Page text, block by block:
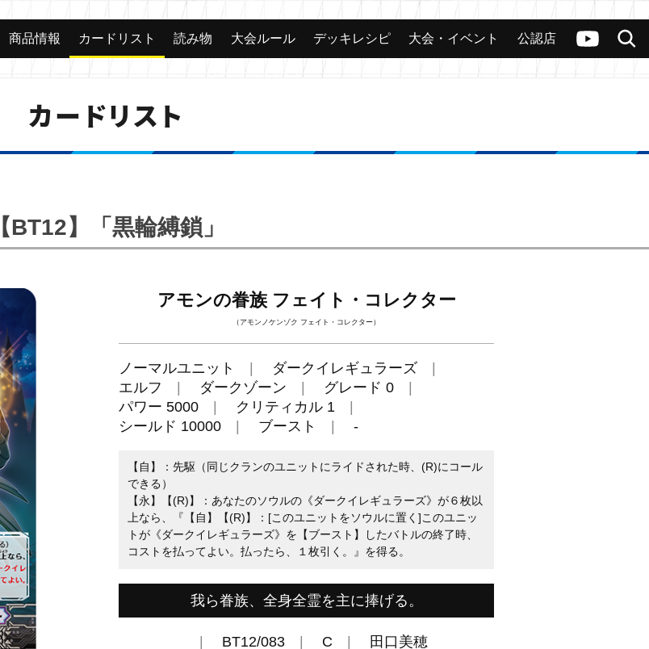
ヴァンガードch
検索
カード 大会 公認店舗 その他
商品情報 カードリスト 読み物 大会ルール デッキレシピ 大会・イベント 公認店
カードリスト
【BT12】「黒輪縛鎖」
アモンの眷族 フェイト・コレクター
（アモンノケンゾク フェイト・コレクター）
ノーマルユニット
ダークイレギュラーズ
エルフ
ダークゾーン
グレード 0
パワー 5000
クリティカル 1
シールド 10000
ブースト -
【自】：先駆（同じクランのユニットにライドされた時、(R)にコール
できる）
【永】【(R)】：あなたのソウルの《ダークイレギュラーズ》が６枚以
上なら、『【自】【(R)】：[このユニットをソウルに置く]このユニッ
トが《ダークイレギュラーズ》を【ブースト】したバトルの終了時、
コストを払ってよい。払ったら、１枚引く。』を得る。
我ら眷族、全身全霊を主に捧げる。
BT12/083 C 田口美穂